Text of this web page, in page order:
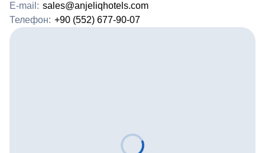
E-mail: sales@anjeliqhotels.com
Телефон: +90 (552) 677-90-07